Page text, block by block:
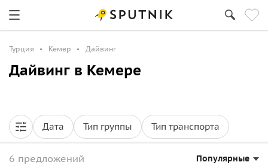
Турция Кемер Дайвинг
Дайвинг в Кемере
Дата Тип группы Тип транспорта
6 предложений Популярные